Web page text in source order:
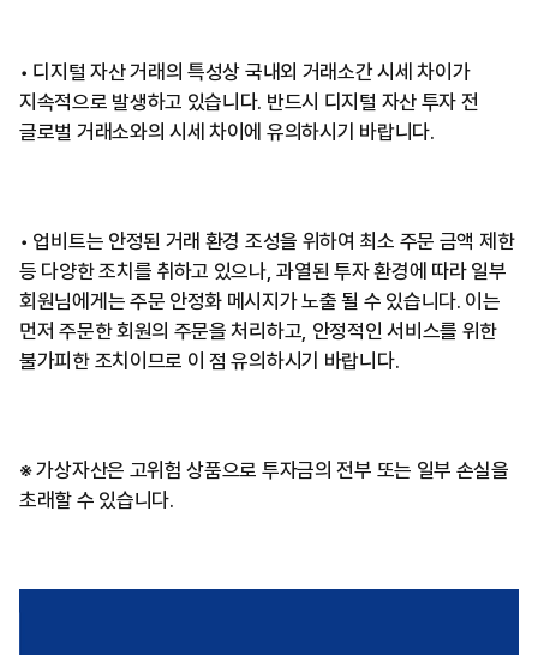
• 디지털 자산 거래의 특성상 국내외 거래소간 시세 차이가
지속적으로 발생하고 있습니다. 반드시 디지털 자산 투자 전
글로벌 거래소와의 시세 차이에 유의하시기 바랍니다.
• 업비트는 안정된 거래 환경 조성을 위하여 최소 주문 금액 제한
등 다양한 조치를 취하고 있으나, 과열된 투자 환경에 따라 일부
회원님에게는 주문 안정화 메시지가 노출 될 수 있습니다. 이는
먼저 주문한 회원의 주문을 처리하고, 안정적인 서비스를 위한
불가피한 조치이므로 이 점 유의하시기 바랍니다.
※ 가상자산은 고위험 상품으로 투자금의 전부 또는 일부 손실을
초래할 수 있습니다.